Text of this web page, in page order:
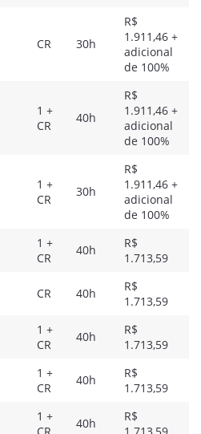
CR 30h
R$
1.911,46 +
adicional
de 100%
1 +
CR
40h
R$
1.911,46 +
adicional
de 100%
1 +
CR
30h
R$
1.911,46 +
adicional
de 100%
1 +
CR
40h
R$
1.713,59
CR 40h
R$
1.713,59
1 +
CR
40h
R$
1.713,59
1 +
CR
40h
R$
1.713,59
1 +
40h
R$